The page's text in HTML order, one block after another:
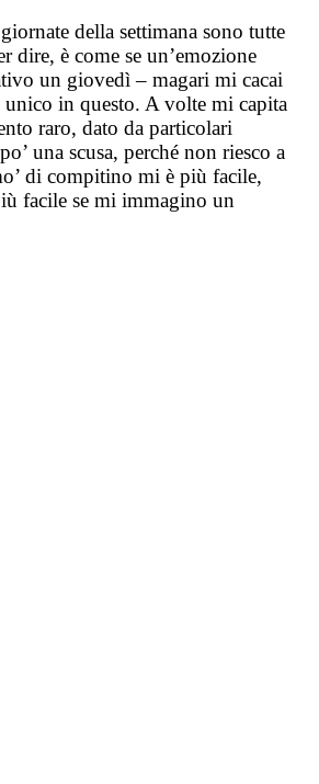
della settimana sono tutte
dire, è come se un’emozione
un giovedì – magari mi cacai
in questo. A volte mi capita
raro, dato da particolari
una scusa, perché non riesco a
di compitino mi è più facile,
facile se mi immagino un